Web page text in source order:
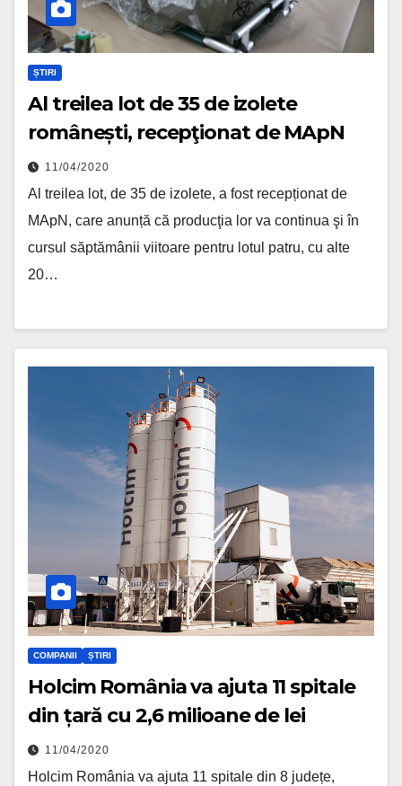
ȘTIRI
Al treilea lot de 35 de izolete
românești, recepţionat de MApN
11/04/2020
Al treilea lot, de 35 de izolete, a fost recepționat de
MApN, care anunță că producţia lor va continua şi în
cursul săptămânii viitoare pentru lotul patru, cu alte
20…
COMPANII ȘTIRI
Holcim România va ajuta 11 spitale
din țară cu 2,6 milioane de lei
11/04/2020
Holcim România va ajuta 11 spitale din 8 județe,